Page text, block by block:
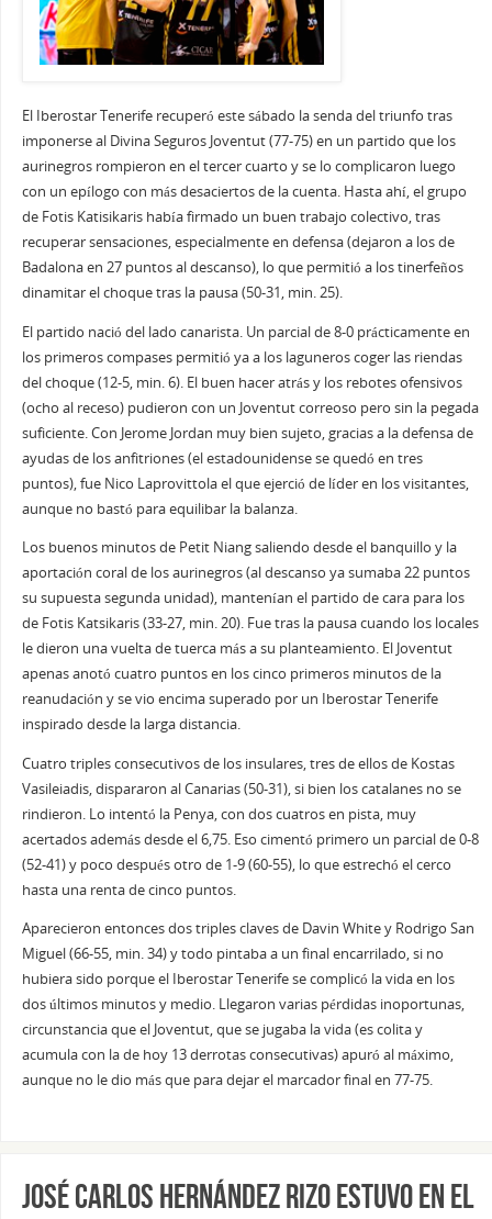
El Iberostar Tenerife recuperó este sábado la senda del triunfo tras
imponerse al Divina Seguros Joventut (77-75) en un partido que los
aurinegros rompieron en el tercer cuarto y se lo complicaron luego
con un epílogo con más desaciertos de la cuenta. Hasta ahí, el grupo
de Fotis Katisikaris había firmado un buen trabajo colectivo, tras
recuperar sensaciones, especialmente en defensa (dejaron a los de
Badalona en 27 puntos al descanso), lo que permitió a los tinerfeños
dinamitar el choque tras la pausa (50-31, min. 25).
El partido nació del lado canarista. Un parcial de 8-0 prácticamente en
los primeros compases permitió ya a los laguneros coger las riendas
del choque (12-5, min. 6). El buen hacer atrás y los rebotes ofensivos
(ocho al receso) pudieron con un Joventut correoso pero sin la pegada
suficiente. Con Jerome Jordan muy bien sujeto, gracias a la defensa de
ayudas de los anfitriones (el estadounidense se quedó en tres
puntos), fue Nico Laprovittola el que ejerció de líder en los visitantes,
aunque no bastó para equilibar la balanza.
Los buenos minutos de Petit Niang saliendo desde el banquillo y la
aportación coral de los aurinegros (al descanso ya sumaba 22 puntos
su supuesta segunda unidad), mantenían el partido de cara para los
de Fotis Katsikaris (33-27, min. 20). Fue tras la pausa cuando los locales
le dieron una vuelta de tuerca más a su planteamiento. El Joventut
apenas anotó cuatro puntos en los cinco primeros minutos de la
reanudación y se vio encima superado por un Iberostar Tenerife
inspirado desde la larga distancia.
Cuatro triples consecutivos de los insulares, tres de ellos de Kostas
Vasileiadis, dispararon al Canarias (50-31), si bien los catalanes no se
rindieron. Lo intentó la Penya, con dos cuatros en pista, muy
acertados además desde el 6,75. Eso cimentó primero un parcial de 0-8
(52-41) y poco después otro de 1-9 (60-55), lo que estrechó el cerco
hasta una renta de cinco puntos.
Aparecieron entonces dos triples claves de Davin White y Rodrigo San
Miguel (66-55, min. 34) y todo pintaba a un final encarrilado, si no
hubiera sido porque el Iberostar Tenerife se complicó la vida en los
dos últimos minutos y medio. Llegaron varias pérdidas inoportunas,
circunstancia que el Joventut, que se jugaba la vida (es colita y
acumula con la de hoy 13 derrotas consecutivas) apuró al máximo,
aunque no le dio más que para dejar el marcador final en 77-75.
José Carlos Hernández Rizo estuvo en el